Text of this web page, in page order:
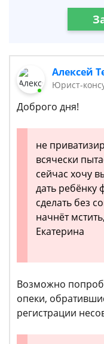
Алексей
Юрист-
Доброго дня!
не
всячески
сейчас хочу
дать ребёнку
сделать без
начнёт
Екатерина
Возможно
опеки,
регистрации